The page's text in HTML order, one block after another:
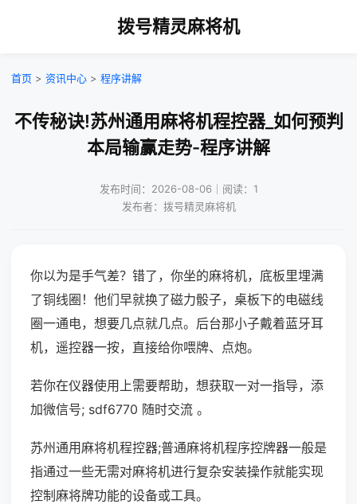
拨号精灵麻将机
首页 > 资讯中心 > 程序讲解
不传秘诀!苏州通用麻将机程控器_如何预判
本局输赢走势-程序讲解
发布时间：2026-08-06｜阅读：1
发布者：拨号精灵麻将机
你以为是手气差？错了，你坐的麻将机，底板里埋满
了铜线圈！他们早就换了磁力骰子，桌板下的电磁线
圈一通电，想要几点就几点。后台那小子戴着蓝牙耳
机，遥控器一按，直接给你喂牌、点炮。
若你在仪器使用上需要帮助，想获取一对一指导，添
加微信号; sdf6770 随时交流 。
苏州通用麻将机程控器;普通麻将机程序控牌器一般是
指通过一些无需对麻将机进行复杂安装操作就能实现
控制麻将牌功能的设备或工具。